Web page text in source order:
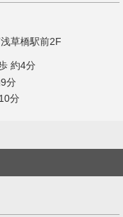
草橋駅前2F
約4分
分
分